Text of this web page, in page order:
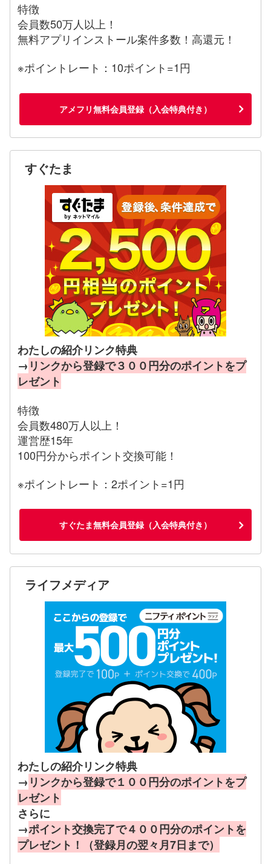
特徴
会員数50万人以上！
無料アプリインストール案件多数！高還元！
※ポイントレート：10ポイント=1円
アメフリ無料会員登録（入会特典付き）
すぐたま
わたしの紹介リンク特典
→ リンクから登録で３００円分のポイントをプ
レゼント
特徴
会員数480万人以上！
運営歴15年
100円分からポイント交換可能！
※ポイントレート：2ポイント=1円
すぐたま無料会員登録（入会特典付き）
ライフメディア
わたしの紹介リンク特典
→ リンクから登録で１００円分のポイントをプ
レゼント
さらに
→ポイント交換完了で４００円分のポイントを
プレゼント！（登録月の翌々月7日まで）